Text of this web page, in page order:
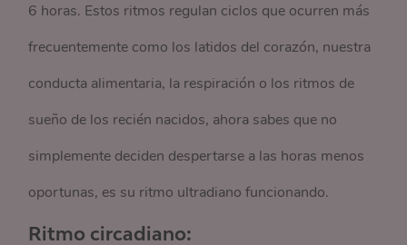
6 horas. Estos ritmos regulan ciclos que ocurren más
frecuentemente como los latidos del corazón, nuestra
conducta alimentaria, la respiración o los ritmos de
sueño de los recién nacidos, ahora sabes que no
simplemente deciden despertarse a las horas menos
oportunas, es su ritmo ultradiano funcionando.
Ritmo circadiano: